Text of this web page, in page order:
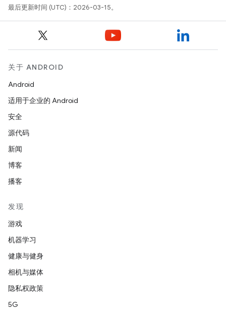
最后更新时间 (UTC)：2026-03-15。
关于 ANDROID
Android
适用于企业的 Android
安全
源代码
新闻
博客
播客
发现
游戏
机器学习
健康与健身
相机与媒体
隐私权政策
5G